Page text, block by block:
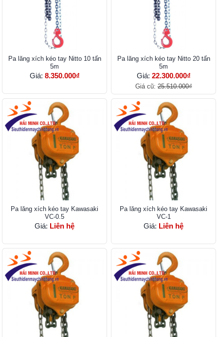
Pa lăng xích kéo tay Nitto 10 tấn
5m
Giá: 8.350.000₫
Pa lăng xích kéo tay Nitto 20 tấn
5m
Giá: 22.300.000₫
Giá cũ:25.510.000₫
Pa lăng xích kéo tay Kawasaki
VC-0.5
Giá: Liên hệ
Pa lăng xích kéo tay Kawasaki
VC-1
Giá: Liên hệ